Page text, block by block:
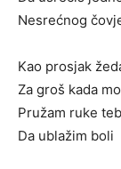
Nesrećnog
Kao prosjak
Za groš kada
Pružam ruke
Da ublažim boli